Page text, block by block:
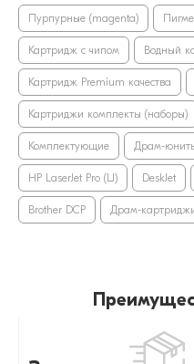
Пурпурные (magenta)
Картридж с чипом Водный
Картридж Premium качества
Картриджи комплекты (наборы)
Комплектующие Драм-
HP LaserJet Pro (LJ) DeskJet
Brother DCP Драм-